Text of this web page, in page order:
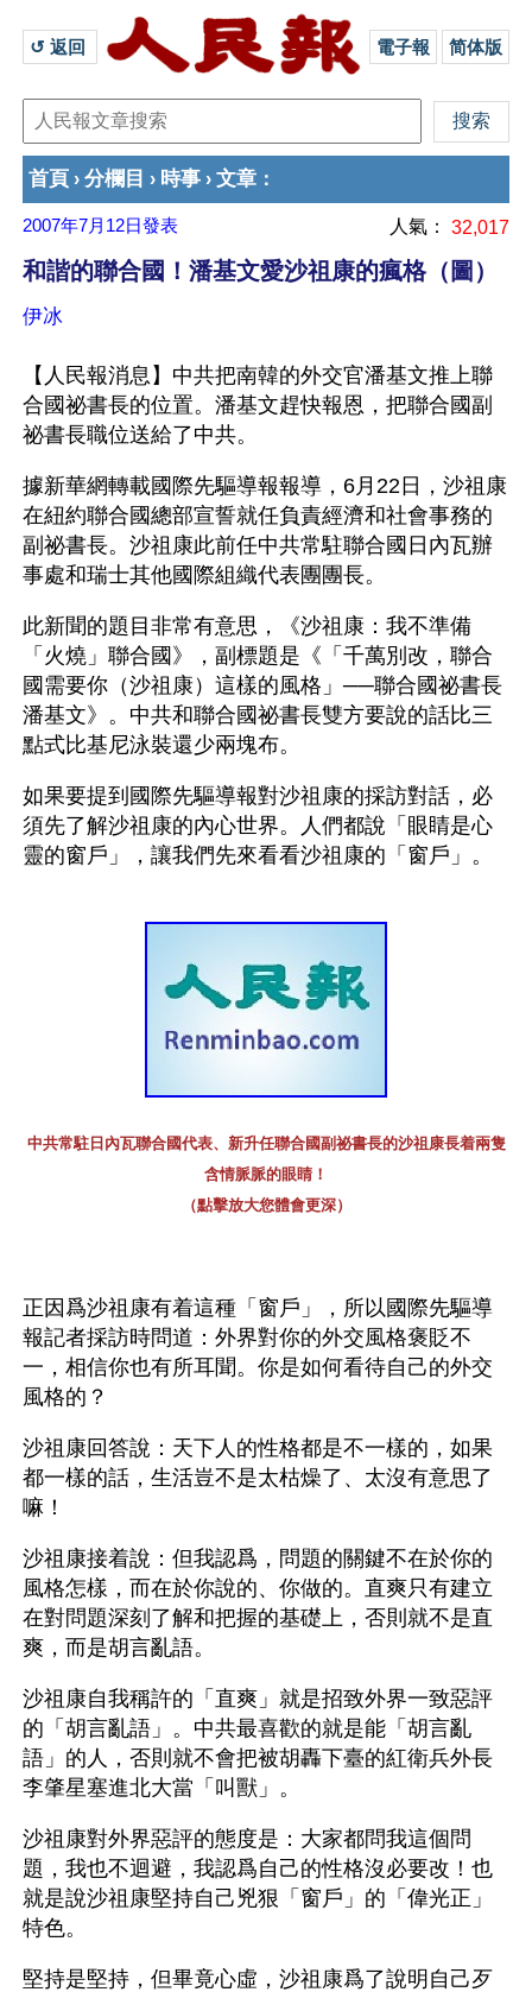
↺ 返回 電子報 简体版
首頁 › 分欄目 › 時事 › 文章 ：
2007年7月12日發表 人氣： 32,017
和諧的聯合國！潘基文愛沙祖康的瘋格（圖）
伊冰
【人民報消息】中共把南韓的外交官潘基文推上聯
合國祕書長的位置。潘基文趕快報恩，把聯合國副
祕書長職位送給了中共。
據新華網轉載國際先驅導報報導，6月22日，沙祖康
在紐約聯合國總部宣誓就任負責經濟和社會事務的
副祕書長。沙祖康此前任中共常駐聯合國日內瓦辦
事處和瑞士其他國際組織代表團團長。
此新聞的題目非常有意思，《沙祖康：我不準備
「火燒」聯合國》，副標題是《「千萬別改，聯合
國需要你（沙祖康）這樣的風格」──聯合國祕書長
潘基文》。中共和聯合國祕書長雙方要說的話比三
點式比基尼泳裝還少兩塊布。
如果要提到國際先驅導報對沙祖康的採訪對話，必
須先了解沙祖康的內心世界。人們都說「眼睛是心
靈的窗戶」，讓我們先來看看沙祖康的「窗戶」。
中共常駐日內瓦聯合國代表、新升任聯合國副祕書長的沙祖康長着兩隻
含情脈脈的眼睛！
（點擊放大您體會更深）
正因爲沙祖康有着這種「窗戶」，所以國際先驅導
報記者採訪時問道：外界對你的外交風格褒貶不
一，相信你也有所耳聞。你是如何看待自己的外交
風格的？
沙祖康回答說：天下人的性格都是不一樣的，如果
都一樣的話，生活豈不是太枯燥了、太沒有意思了
嘛！
沙祖康接着說：但我認爲，問題的關鍵不在於你的
風格怎樣，而在於你說的、你做的。直爽只有建立
在對問題深刻了解和把握的基礎上，否則就不是直
爽，而是胡言亂語。
沙祖康自我稱許的「直爽」就是招致外界一致惡評
的「胡言亂語」。中共最喜歡的就是能「胡言亂
語」的人，否則就不會把被胡轟下臺的紅衛兵外長
李肇星塞進北大當「叫獸」。
沙祖康對外界惡評的態度是：大家都問我這個問
題，我也不迴避，我認爲自己的性格沒必要改！也
就是說沙祖康堅持自己兇狠「窗戶」的「偉光正」
特色。
堅持是堅持，但畢竟心虛，沙祖康爲了說明自己歹